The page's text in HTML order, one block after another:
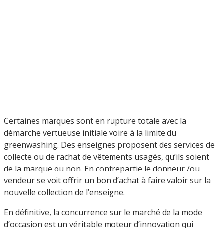
Certaines marques sont en rupture totale avec la
démarche vertueuse initiale voire à la limite du
greenwashing. Des enseignes proposent des services de
collecte ou de rachat de vêtements usagés, qu’ils soient
de la marque ou non. En contrepartie le donneur /ou
vendeur se voit offrir un bon d’achat à faire valoir sur la
nouvelle collection de l’enseigne.
En définitive, la concurrence sur le marché de la mode
d’occasion est un véritable moteur d’innovation qui